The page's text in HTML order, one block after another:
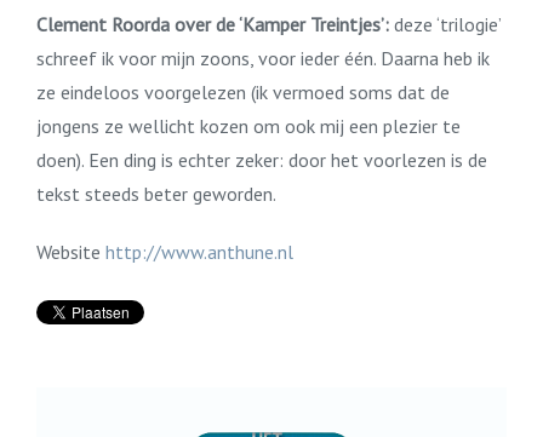
Clement Roorda over de ‘Kamper Treintjes’: deze ‘trilogie’
schreef ik voor mijn zoons, voor ieder één. Daarna heb ik
ze eindeloos voorgelezen (ik vermoed soms dat de
jongens ze wellicht kozen om ook mij een plezier te
doen). Een ding is echter zeker: door het voorlezen is de
tekst steeds beter geworden.
Website http://www.anthune.nl